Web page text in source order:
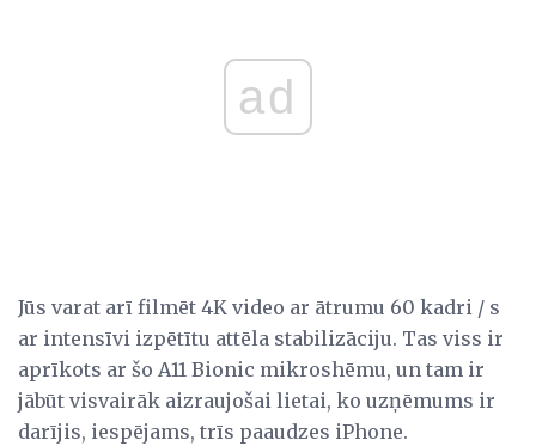
ad
Jūs varat arī filmēt 4K video ar ātrumu 60 kadri / s
ar intensīvi izpētītu attēla stabilizāciju. Tas viss ir
aprīkots ar šo A11 Bionic mikroshēmu, un tam ir
jābūt visvairāk aizraujošai lietai, ko uzņēmums ir
darījis, iespējams, trīs paaudzes iPhone.